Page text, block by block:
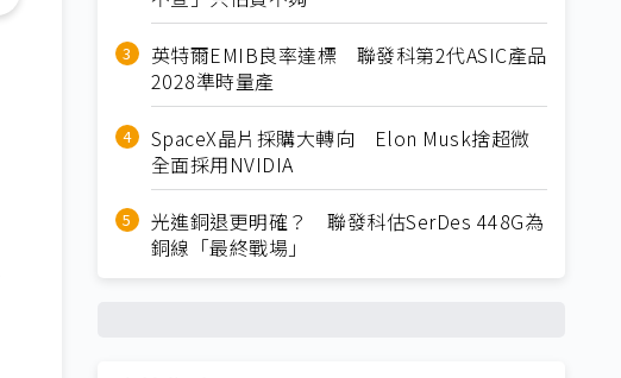
英特爾EMIB良率達標 聯發科第2代ASIC產品
2028準時量產
SpaceX晶片採購大轉向 Elon Musk捨超微
全面採用NVIDIA
光進銅退更明確？ 聯發科估SerDes 448G為
銅線「最終戰場」